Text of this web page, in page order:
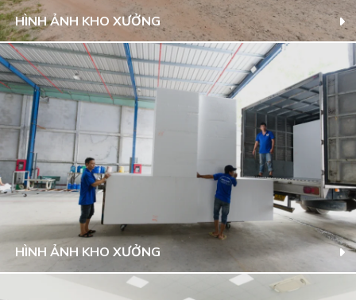
HÌNH ẢNH KHO XƯỞNG
HÌNH ẢNH KHO XƯỞNG